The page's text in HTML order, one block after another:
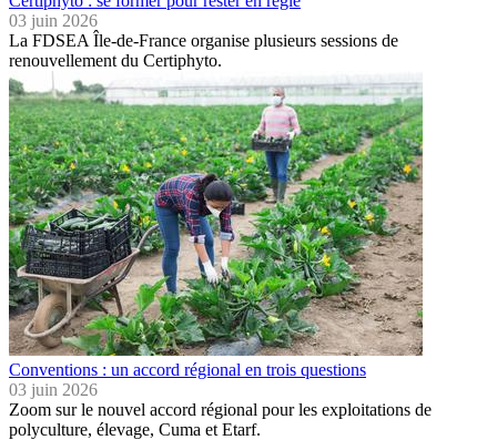
03 juin 2026
La FDSEA Île-de-France organise plusieurs sessions de
renouvellement du Certiphyto.
Conventions : un accord régional en trois questions
03 juin 2026
Zoom sur le nouvel accord régional pour les exploitations de
polyculture, élevage, Cuma et Etarf.